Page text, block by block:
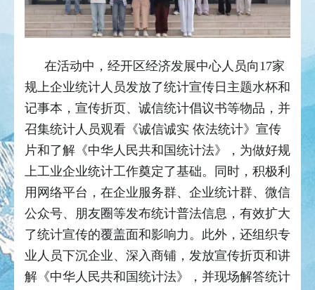
在活动中，经开区经济发展中心人员向17家
规上企业统计人员发放了统计宣传日主题水杯和
记事本，宣传折页、诚信统计倡议书等物品，并
召集统计人员观看《诚信诚实 依法统计》宣传
片和了解《中华人民共和国统计法》，为做好规
上工业企业统计工作奠定了基础。同时，积极利
用网络平台，在企业服务群、企业统计群、微信
公众号、朋友圈等发布统计普法信息，有效扩大
了统计宣传的覆盖面和影响力。此外，还组织专
业人员下沉企业、深入商铺，发放宣传折页和讲
解《中华人民共和国统计法》，并现场解答统计